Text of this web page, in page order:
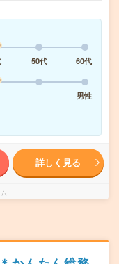
50代
60代
男性
詳しく見る